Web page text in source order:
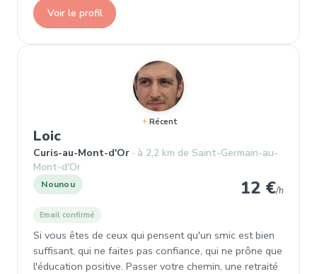
Voir le profil
Récent
Loic, Nounou à Curis-au-Mont-d'Or
Curis-au-Mont-d'Or
à 2,2 km de Saint-Germain-au-
Mont-d'Or
Nounou 12 €/h
Email confirmé
Si vous êtes de ceux qui pensent qu'un smic est bien
suffisant, qui ne faites pas confiance, qui ne prône que
l'éducation positive. Passer votre chemin, une retraité